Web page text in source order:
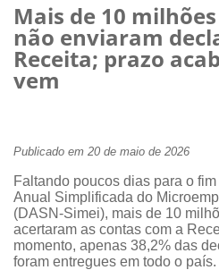
Mais de 10
não enviaram
Receita; prazo
vem
Publicado em 20 de maio de 2026
Faltando poucos dias para o
Anual Simplificada do
(DASN-Simei), mais de 10
acertaram as contas com a
momento, apenas 38,2% das
foram entregues em todo o país.